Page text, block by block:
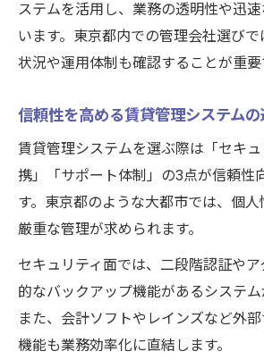
ステムを活用し、業務の透明性や迅
います。東京都内での管理会社選び
状況や運用体制も確認することが重要
信頼性を高める賃貸管理システム
賃貸管理システムを選ぶ際は「セキ
携」「サポート体制」の3点が信頼性
す。東京都のような大都市では、個
厳重な管理が求められます。
セキュリティ面では、二段階認証や
的なバックアップ機能があるシステム
また、会計ソフトやレインズなど外
機能も業務効率化に直結します。